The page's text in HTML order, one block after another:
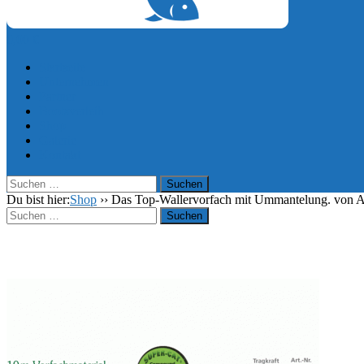
Suchen
nach:
Du bist hier:Shop ›› Das Top-Wallervorfach mit Ummantelung. von
Suchen
nach: